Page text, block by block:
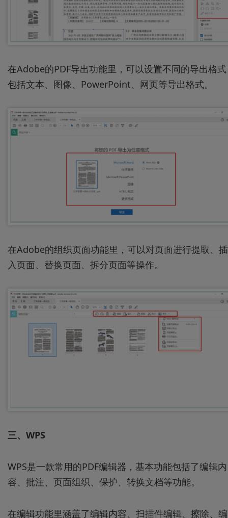
在Adobe的PDF导出功能里，可以设置不同的导出格
包括文本、图像、PowerPoint、网页等导出格式。
在Adobe的组织页面功能里，可以对页面进行提取、插
入页面、替换页面、拆分页面等操作。
三、WPS
WPS是一款常用的PDF编辑器，基本功能包括了编辑内
容、批注、页面组织、保护、转换文档等功能。
在编辑功能里涵盖了编辑内容、扫描件编辑、擦除、编